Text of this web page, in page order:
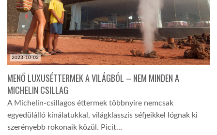
2023-10-02
MENŐ LUXUSÉTTERMEK A VILÁGBÓL – NEM MINDEN A
MICHELIN CSILLAG
A Michelin-csillagos éttermek többnyire nemcsak
egyedülálló kínálatukkal, világklasszis séfjeikkel lógnak ki
szerényebb rokonaik közül. Picit…